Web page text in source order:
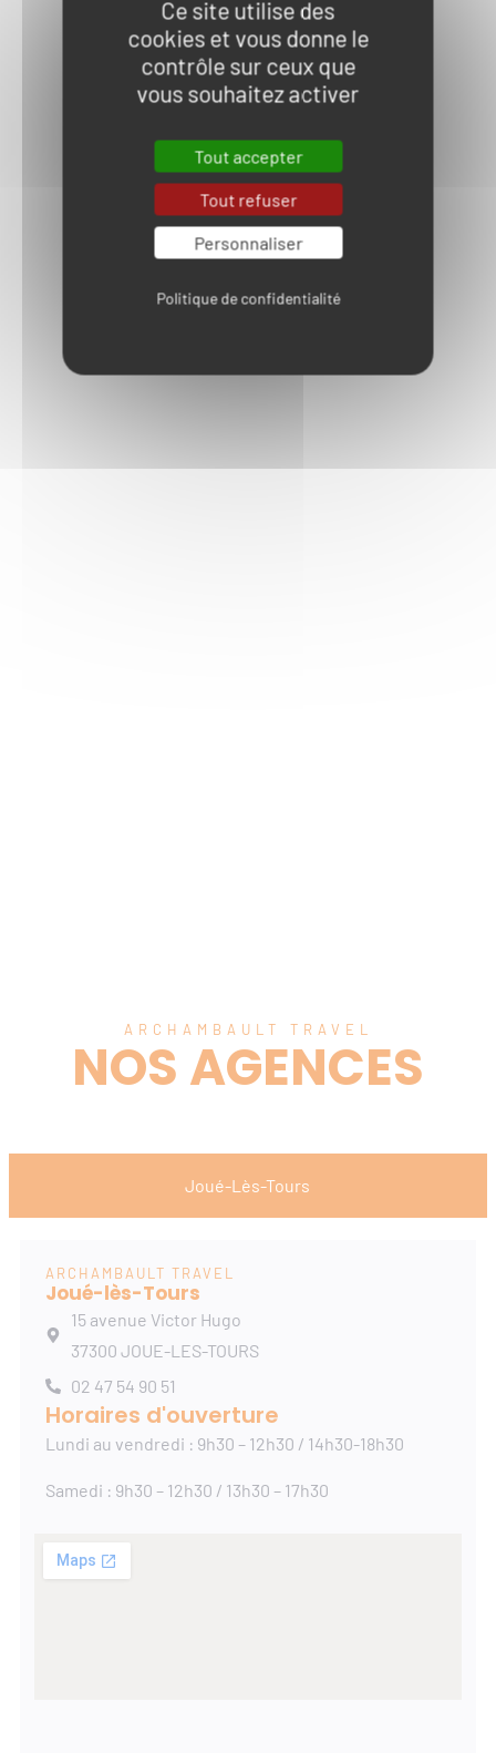
ARCHAMBAULT TRAVEL
NOS AGENCES
Joué-Lès-Tours
ARCHAMBAULT TRAVEL
Joué-lès-Tours
15 avenue Victor Hugo
37300 JOUE-LES-TOURS
02 47 54 90 51
Horaires d'ouverture
Lundi au vendredi : 9h30 – 12h30 / 14h30-18h30
Samedi : 9h30 – 12h30 / 13h30 – 17h30
Ce site utilise des
cookies et vous donne le
contrôle sur ceux que
vous souhaitez activer
Tout accepter
Tout refuser
Personnaliser
Politique de confidentialité